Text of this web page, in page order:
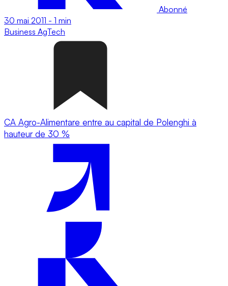
Abonné
30 mai 2011 - 1 min
Business AgTech
CA Agro-Alimentare entre au capital de Polenghi à
hauteur de 30 %